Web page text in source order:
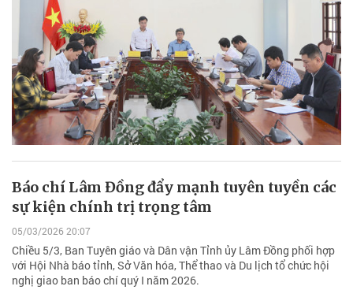
Báo chí Lâm Đồng đẩy mạnh tuyên tuyền các
sự kiện chính trị trọng tâm
05/03/2026 20:07
Chiều 5/3, Ban Tuyên giáo và Dân vận Tỉnh ủy Lâm Đồng phối hợp
với Hội Nhà báo tỉnh, Sở Văn hóa, Thể thao và Du lịch tổ chức hội
nghị giao ban báo chí quý I năm 2026.